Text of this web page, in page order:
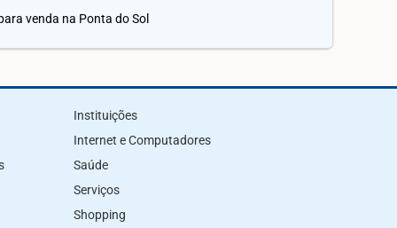
venda na Ponta do Sol
Instituições
Internet e Computadores
Saúde
Serviços
Shopping